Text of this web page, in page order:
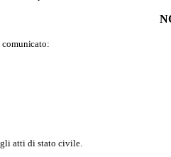
comunicato:
atti di stato civile.